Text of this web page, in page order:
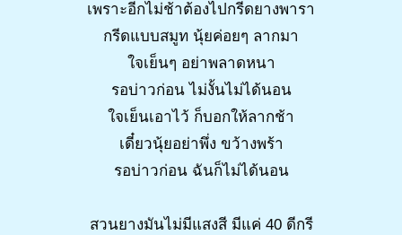
เพราะอีกไม่ช้าต้องไปกรีดยางพารา
กรีดแบบสมูท นุ้ยค่อยๆ ลากมา
ใจเย็นๆ อย่าพลาดหนา
รอบ่าวก่อน ไม่งั้นไม่ได้นอน
ใจเย็นเอาไว้ ก็บอกให้ลากช้า
เดี๋ยวนุ้ยอย่าพึ่ง ขว้างพร้า
รอบ่าวก่อน ฉันก็ไม่ได้นอน
สวนยางมันไม่มีแสงสี มีแค่ 40 ดีกรี